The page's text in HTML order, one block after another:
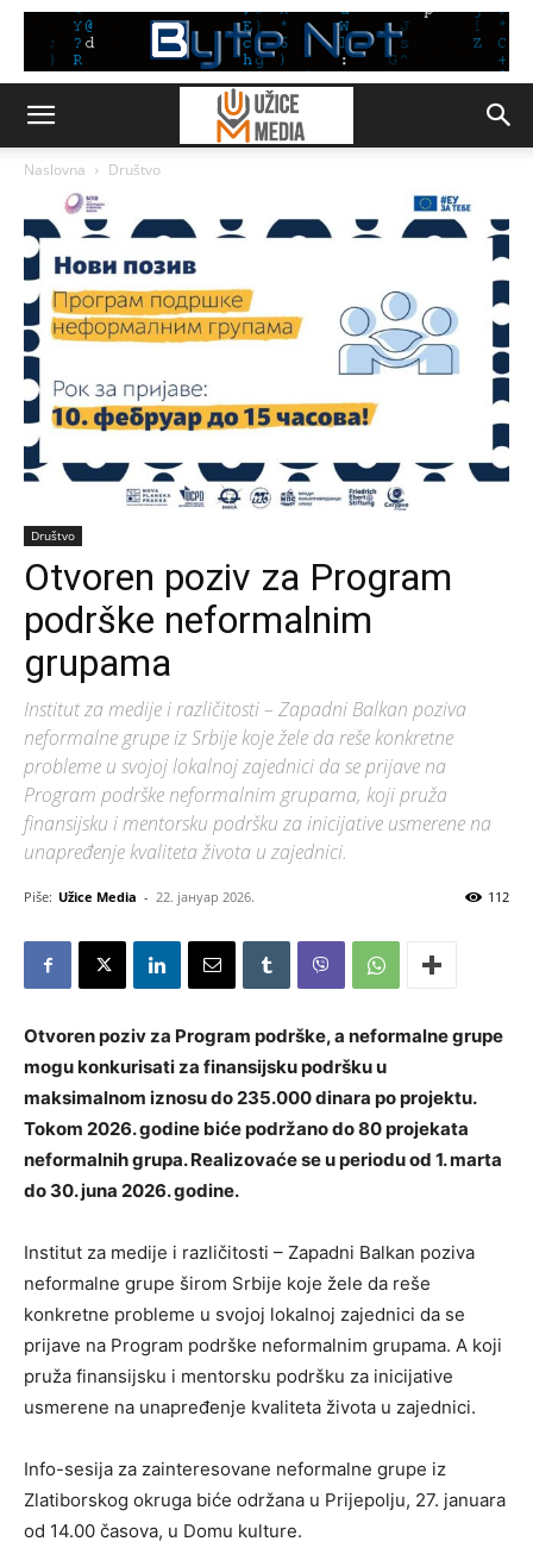
Naslovna Društvo
Društvo
Otvoren poziv za Program
podrške neformalnim
grupama
Institut za medije i različitosti – Zapadni Balkan poziva
neformalne grupe iz Srbije koje žele da reše konkretne
probleme u svojoj lokalnoj zajednici da se prijave na
Program podrške neformalnim grupama, koji pruža
finansijsku i mentorsku podršku za inicijative usmerene na
unapređenje kvaliteta života u zajednici.
Piše: Užice Media - 22. јануар 2026. 112
Otvoren poziv za Program podrške, a neformalne grupe
mogu konkurisati za finansijsku podršku u
maksimalnom iznosu do 235.000 dinara po projektu.
Tokom 2026. godine biće podržano do 80 projekata
neformalnih grupa. Realizovaće se u periodu od 1. marta
do 30. juna 2026. godine.
Institut za medije i različitosti – Zapadni Balkan poziva
neformalne grupe širom Srbije koje žele da reše
konkretne probleme u svojoj lokalnoj zajednici da se
prijave na Program podrške neformalnim grupama. A koji
pruža finansijsku i mentorsku podršku za inicijative
usmerene na unapređenje kvaliteta života u zajednici.
Info-sesija za zainteresovane neformalne grupe iz
Zlatiborskog okruga biće održana u Prijepolju, 27. januara
od 14.00 časova, u Domu kulture.